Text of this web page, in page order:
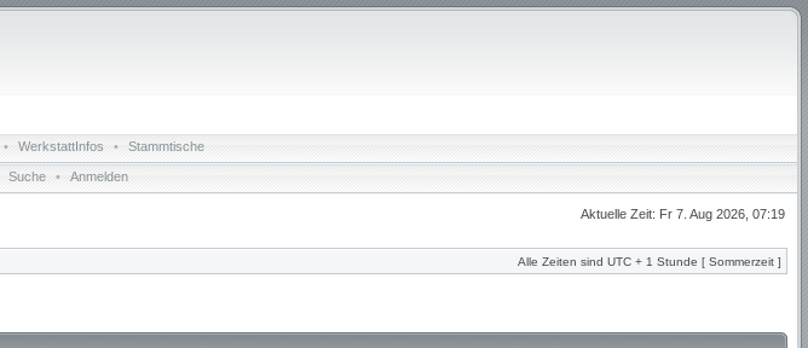
• WerkstattInfos • Stammtische
Suche • Anmelden
Aktuelle Zeit: Fr 7. Aug 2026, 07:19
Alle Zeiten sind UTC + 1 Stunde [ Sommerzeit ]